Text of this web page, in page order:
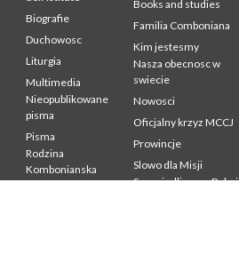
Biografie
Duchowosc
Liturgia
Multimedia
Nieopublikowane
pisma
Pisma
Rodzina
Kombonianska
Books and studies
Familia Comboniana
Kim jestesmy
Nasza obecnosc w
swiecie
Nowosci
Oficjalny krzyz MCCJ
Prowincje
Slowo dla Misji
Sprawiedliwosc, Pokoj